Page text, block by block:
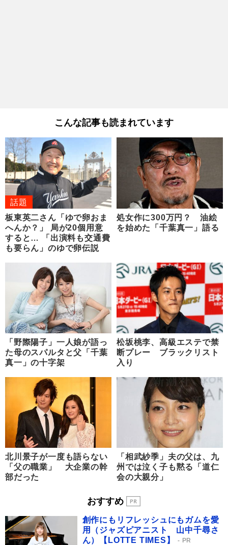
こんな記事も読まれています
話題
板東英二さん「ゆで卵おま
へんか？」 局が20個用意
すると… 「出演料も交通費
も要らん」のゆで卵伝説
処女作に300万円？ 油絵
を始めた「千葉真一」語る
「野際陽子」一人娘が語っ
た母のスパルタと父「千葉
真一」の十字架
松坂桃李、高級エステで禁
断プレー ブラックリスト
入り
北川景子が一度も語らない
「父の職業」 大企業の幹
部だった
「相武紗季」夫の父は、九
州では泣く子も黙る「道仁
会の大親分」
おすすめ
創作にもリフレッシュにもガムを愛
用（ジャズピアニスト 山中千尋さ
ん）【LOTTE TIMES】
PR